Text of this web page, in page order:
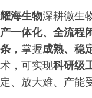
耀海生物深耕微生
产一体化、全流程
条 ，掌握成熟、稳
术，可实现科研级
定、放大难、产能